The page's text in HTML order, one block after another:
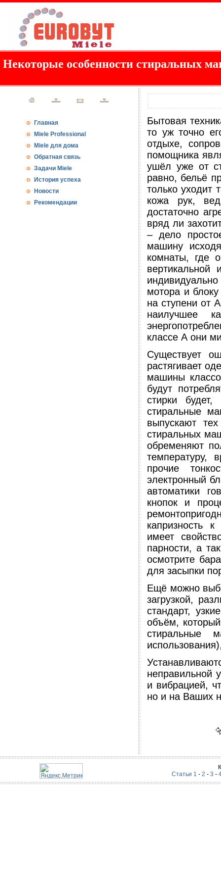
Некоторые особенности стиральных
Главная
Miele Professional
Miele для дома
Обратная связь
Задачи Miele
История успеха
Новости
Рекомендации
Бытовая
то уж точно
отдыхе,
помощника
ушёл уже от
равно, бельё
только уходит
кожа рук,
достаточно
вряд ли
– дело
машину
комнаты, где
вертикальной
мотора и
на ступени от
наилучшее
классе А они
Существует
растягивает
машины
будут
стирки
стиральные
выпускают
стиральных
обременяют
температуру,
прочие
электронный
автоматики
кнопок и
капризность
имеет
парности, а
осмотрите
для засыпки
Ещё можно
загрузкой,
стандарт,
объём,
неправильной
и вибрацией,
но и на Ваших
Статьи 1 - 2 - 3 -